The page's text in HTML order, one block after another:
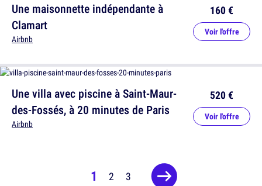
Une villa avec piscine à Saint-Maur-
des-Fossés, à 20 minutes de Paris
Airbnb
520 €
Voir l'offre
Une maisonnette indépendante à
Clamart
Airbnb
160 €
Voir l'offre
1 2 3